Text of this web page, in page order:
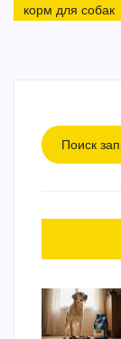
корм для собак